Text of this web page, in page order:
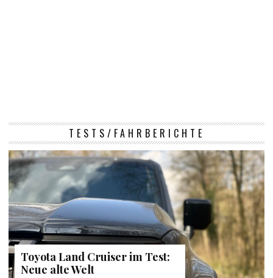
TESTS/FAHRBERICHTE
Toyota Land Cruiser im Test:
Neue alte Welt